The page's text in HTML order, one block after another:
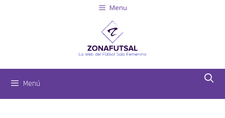
Menu
Menú